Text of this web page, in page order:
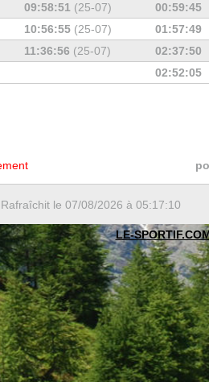
09:58:51 (25-07) 00:59:45
10:56:55(25-07) 01:57:49
11:36:56 (25-07) 02:37:50
02:52:05
Rafraîchit le 07/08/2026 à 05:17:10
LE-